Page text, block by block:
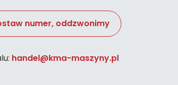
numer, oddzwonimy
handel@kma-maszyny.pl